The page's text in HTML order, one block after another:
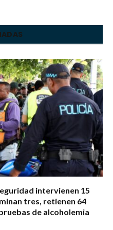
intervienen 15
tres, retienen 64
de alcoholemia